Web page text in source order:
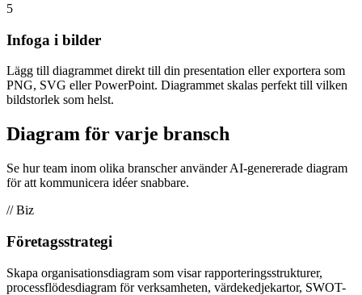
5
Infoga i bilder
Lägg till diagrammet direkt till din presentation eller exportera som
PNG, SVG eller PowerPoint. Diagrammet skalas perfekt till vilken
bildstorlek som helst.
Diagram för varje bransch
Se hur team inom olika branscher använder AI-genererade diagram
för att kommunicera idéer snabbare.
// Biz
Företagsstrategi
Skapa organisationsdiagram som visar rapporteringsstrukturer,
processflödesdiagram för verksamheten, värdekedjekartor, SWOT-